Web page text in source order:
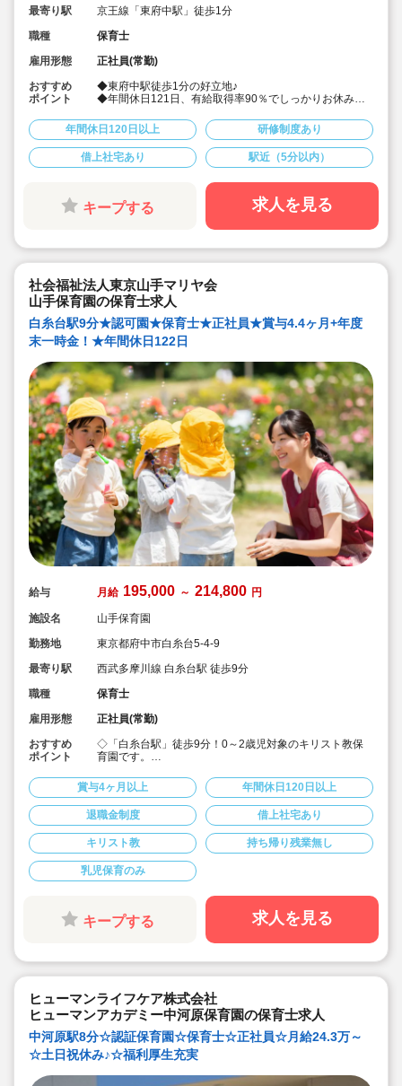
最寄り駅
京王線「東府中駅」徒歩1分
職種
保育士
雇用形態
正社員(常勤)
おすすめ
ポイント
◆東府中駅徒歩1分の好立地♪
◆年間休日121日、有給取得率90％でしっかりお休みと
◆宿舎借り上げ制度利用可♪
◆「ぬくもり保育」「自然とのふれあい」「食へのこだ
わり」を大事に保育してます
◆手厚い福利厚生があり、長く働ける環境です♪
年間休日120日以上 研修制度あり
借上社宅あり 駅近（5分以内）
キープする 求人を見る
社会福祉法人東京山手マリヤ会
山手保育園の保育士求人
白糸台駅9分★認可園★保育士★正社員★賞与4.4ヶ月+年度
末一時金！★年間休日122日
給与 月給 195,000 ～ 214,800 円
施設名
山手保育園
勤務地
東京都府中市白糸台5-4-9
最寄り駅
西武多摩川線 白糸台駅 徒歩9分
職種
保育士
雇用形態
正社員(常勤)
おすすめ
ポイント
◇「白糸台駅」徒歩9分！0～2歳児対象のキリスト教保
育園です。
して加算！)★賞与が4.4ヶ月+年度末一時金の支給実績も
ありと条件が良く高給与♪
◇入社時に有給10日付与！初月から有給が使えるので、
お休みを取れる環境で安心してお仕事を始められます。
◇年間休日122日。夏季休暇や予備休暇(6日間)も♪
◇実働7時間45分で少し短め。残業は平均月5時間(15分/
日 程度)と労務環境も良好です。
◇借り上げ社宅制度・住宅手当あり。
◇新卒・未経験OK！経験者歓迎です♪
◇職員同士の関係が良く、穏やかでアットホームな雰囲
気の園で落ち着いた保育ができます。
◇メンター制度で、いつでも先輩職員に質問ができる環
境なので未経験者も安心！研修も充実しています。
賞与4ヶ月以上 年間休日120日以上
退職金制度 借上社宅あり
キリスト教 持ち帰り残業無し
乳児保育のみ
キープする 求人を見る
ヒューマンライフケア株式会社
ヒューマンアカデミー中河原保育園の保育士求人
中河原駅8分☆認証保育園☆保育士☆正社員☆月給24.3万～
☆土日祝休み♪☆福利厚生充実